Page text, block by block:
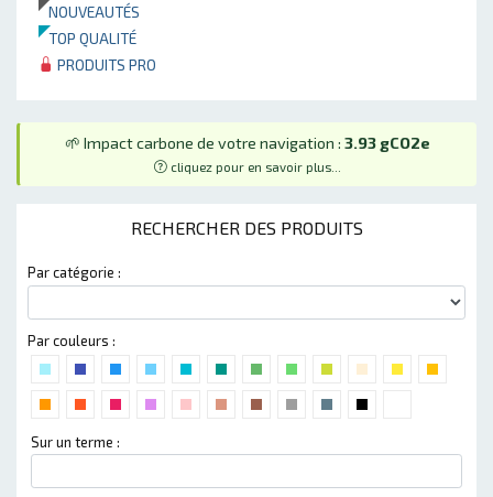
NOUVEAUTÉS
TOP QUALITÉ
PRODUITS PRO
🌱 Impact carbone de votre navigation : 3.93 gCO2e
cliquez pour en savoir plus...
RECHERCHER DES PRODUITS
Par catégorie :
Par couleurs :
Sur un terme :